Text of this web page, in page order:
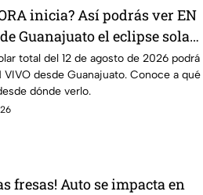
inicia? Así podrás ver EN
Guanajuato el eclipse solar
de agosto de 2026
total del 12 de agosto de 2026 podrá
VIVO desde Guanajuato. Conoce a qué
dónde verlo.
fresas! Auto se impacta en